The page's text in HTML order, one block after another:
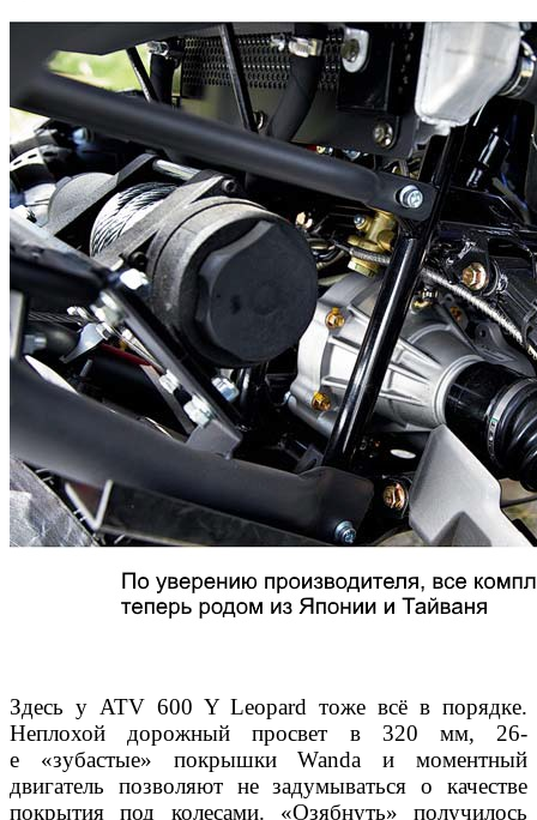
Здесь у ATV 600 Y Leopard тоже всё в порядке.
Неплохой дорожный просвет в 320 мм, 26-
е «зубастые» покрышки Wanda и моментный
двигатель позволяют не задумываться о качестве
покрытия под колесами. «Озябнуть» получилось